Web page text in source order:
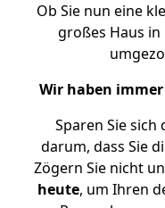
Ob Sie nun eine
großes Haus in
Wir haben
Sparen Sie
darum, dass Sie
Zögern Sie nicht
heute, um Ihren